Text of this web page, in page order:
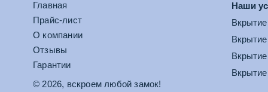
Главная
Прайс-лист
О компании
Отзывы
Гарантии
© 2026, вскроем любой замок!
Наши